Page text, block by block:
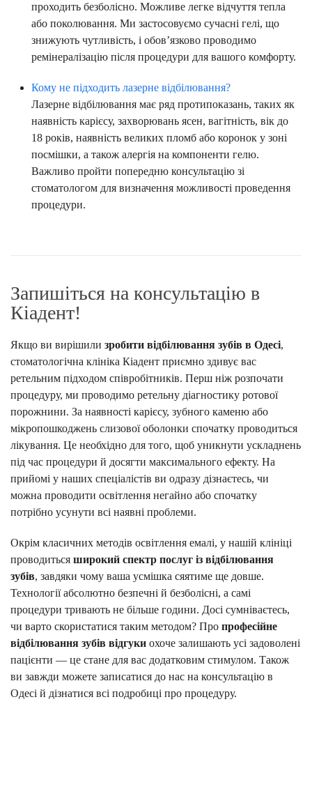
проходить безболісно. Можливе легке відчуття тепла
або поколювання. Ми застосовуємо сучасні гелі, що
знижують чутливість, і обов’язково проводимо
ремінералізацію після процедури для вашого комфорту.
Кому не підходить лазерне відбілювання?
Лазерне відбілювання має ряд протипоказань, таких як
наявність карієсу, захворювань ясен, вагітність, вік до
18 років, наявність великих пломб або коронок у зоні
посмішки, а також алергія на компоненти гелю.
Важливо пройти попередню консультацію зі
стоматологом для визначення можливості проведення
процедури.
Запишіться на консультацію в
Кіадент!
Якщо ви вирішили зробити відбілювання зубів в Одесі,
стоматологічна клініка Кіадент приємно здивує вас
ретельним підходом співробітників. Перш ніж розпочати
процедуру, ми проводимо ретельну діагностику ротової
порожнини. За наявності карієсу, зубного каменю або
мікропошкоджень слизової оболонки спочатку проводиться
лікування. Це необхідно для того, щоб уникнути ускладнень
під час процедури й досягти максимального ефекту. На
прийомі у наших спеціалістів ви одразу дізнаєтесь, чи
можна проводити освітлення негайно або спочатку
потрібно усунути всі наявні проблеми.
Окрім класичних методів освітлення емалі, у нашій клініці
проводиться широкий спектр послуг із відбілювання
зубів, завдяки чому ваша усмішка сяятиме ще довше.
Технології абсолютно безпечні й безболісні, а самі
процедури тривають не більше години. Досі сумніваєтесь,
чи варто скористатися таким методом? Про професійне
відбілювання зубів відгуки охоче залишають усі задоволені
пацієнти — це стане для вас додатковим стимулом. Також
ви завжди можете записатися до нас на консультацію в
Одесі й дізнатися всі подробиці про процедуру.